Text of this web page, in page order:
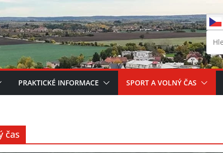
PRAKTICKÉ INFORMACE SPORT A VOLNÝ ČAS
čas